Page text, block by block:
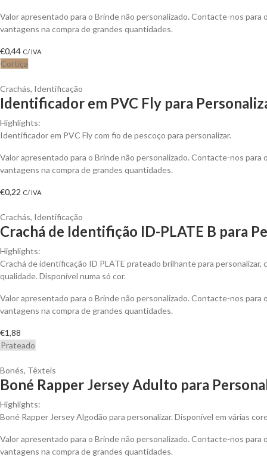
Valor apresentado para o Brinde não personalizado. Contacte-nos para
vantagens na compra de grandes quantidades.
€0,44 C/ IVA
Cortiça
Crachás, Identificação
Identificador em PVC Fly para
Highlights:
Identificador em PVC Fly com fio de pescoço para personalizar.
Valor apresentado para o Brinde não personalizado. Contacte-nos para
vantagens na compra de grandes quantidades.
€0,22 C/ IVA
Crachás, Identificação
Crachá de Identifição ID-PLATE B para
Highlights:
Crachá de identificação ID PLATE prateado brilhante para personalizar,
qualidade. Disponível numa só cor.
Valor apresentado para o Brinde não personalizado. Contacte-nos para
vantagens na compra de grandes quantidades.
€1,88
Prateado
Bonés, Têxteis
Boné Rapper Jersey Adulto para
Highlights:
Boné Rapper Jersey Algodão para personalizar. Disponível em várias
Valor apresentado para o Brinde não personalizado. Contacte-nos para
vantagens na compra de grandes quantidades.